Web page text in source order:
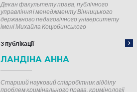
Декан факультету права, публічного
управління і менеджменту Вінницького
державного педагогічного університету
імені Михайла Коцюбинського
3 публікації
ЛАНДІНА АННА
Старший науковий співробітник відділу
проблем кримінального права, кримінології